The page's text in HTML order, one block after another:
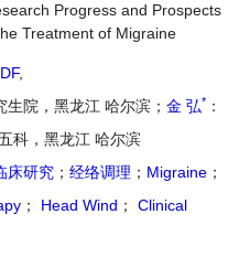
Progress and Prospects
Treatment of Migraine
,
生院，黑龙江 哈尔滨； 金 弘* ：
科，黑龙江 哈尔滨
床研究 ； 经络调理 ； Migraine ；
； Head Wind ；
Clinical